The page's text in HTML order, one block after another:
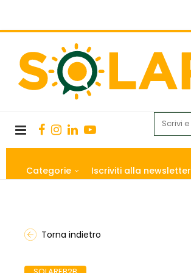
Categorie Iscriviti alla newsletter
Torna indietro